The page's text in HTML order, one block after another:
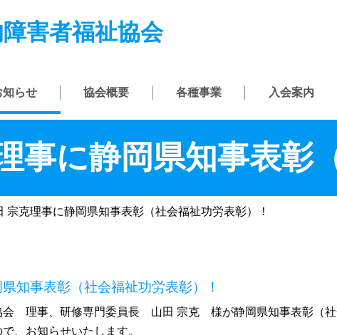
害者福祉協会
知らせ 協会概要 各種事業 入会案内
事に静岡県知事表彰
宗克理事に静岡県知事表彰（社会福祉功労表彰）！
知事表彰（社会福祉功労表彰）！
会 理事、研修専門委員長 山田 宗克 様が静岡県知事表彰（社
、お知らせいたします。